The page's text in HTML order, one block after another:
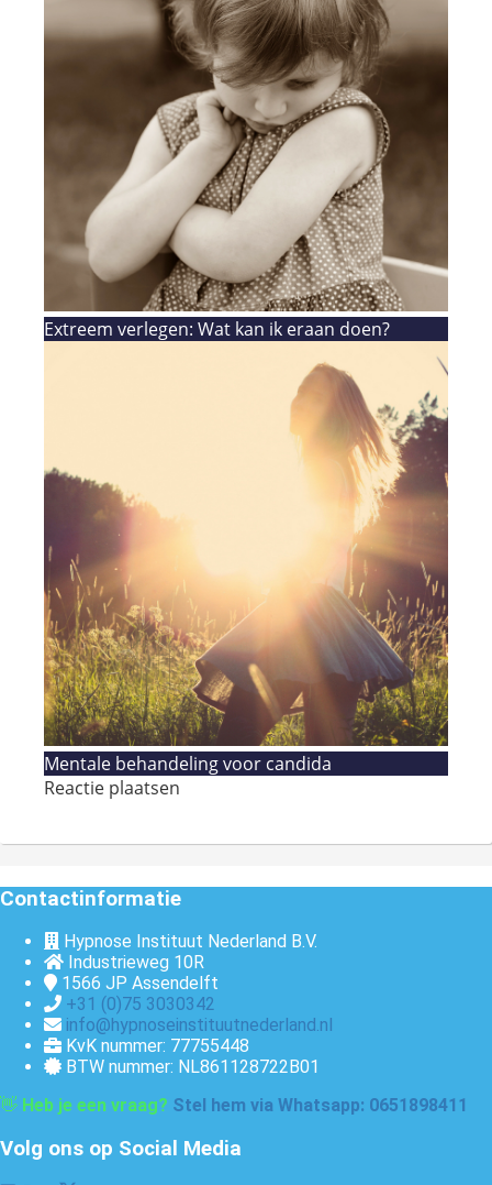
Extreem verlegen: Wat kan ik eraan doen?
Mentale behandeling voor candida
Reactie plaatsen
Contactinformatie
Hypnose Instituut Nederland B.V.
Industrieweg 10R
1566 JP Assendelft
+31 (0)75 3030342
info@hypnoseinstituutnederland.nl
KvK nummer: 77755448
BTW nummer: NL861128722B01
👋 Heb je een vraag? Stel hem via Whatsapp: 0651898411
Volg ons op Social Media